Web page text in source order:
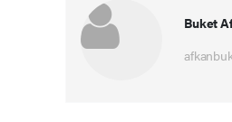
Buket